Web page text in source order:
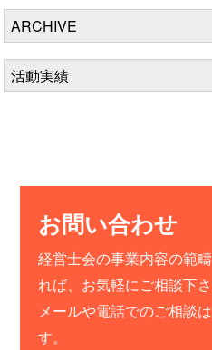
お問い合わせ
経営士会の事業内容の範
れば、お気軽にご相談下さ
メールや電話でのご相談
す。